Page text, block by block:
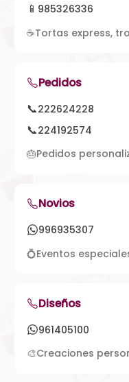
📱 985326336
☕Tortas express,
Pedidos
📞222624228
📞224192574
🎂Pedidos
Novios
996935307
💍Eventos
Diseños
961405100
🎨Creaciones